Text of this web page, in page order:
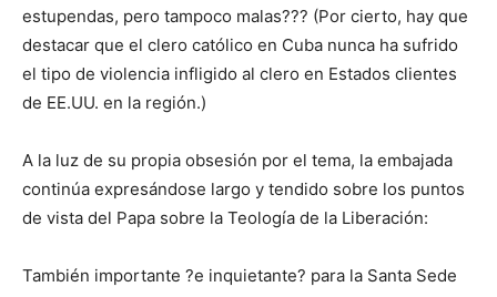
estupendas, pero tampoco malas??? (Por cierto, hay que
destacar que el clero católico en Cuba nunca ha sufrido
el tipo de violencia infligido al clero en Estados clientes
de EE.UU. en la región.)
A la luz de su propia obsesión por el tema, la embajada
continúa expresándose largo y tendido sobre los puntos
de vista del Papa sobre la Teología de la Liberación:
También importante ?e inquietante? para la Santa Sede